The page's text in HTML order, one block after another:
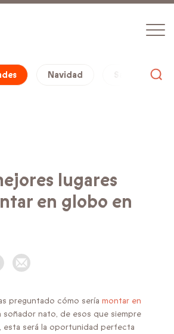
Navidad San Valentín
lugares
en globo en
preguntado cómo sería montar en
soñador nato, de esos que siempre
esta será la oportunidad perfecta